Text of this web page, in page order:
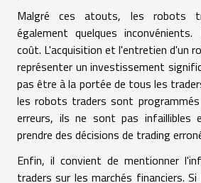
Malgré ces atouts, les robots
également quelques
coût. L'acquisition et l'entretien d'un
représenter un investissement
pas être à la portée de tous les
les robots traders sont
erreurs, ils ne sont pas infaillibles
prendre des décisions de trading
Enfin, il convient de mentionner
traders sur les marchés financiers.